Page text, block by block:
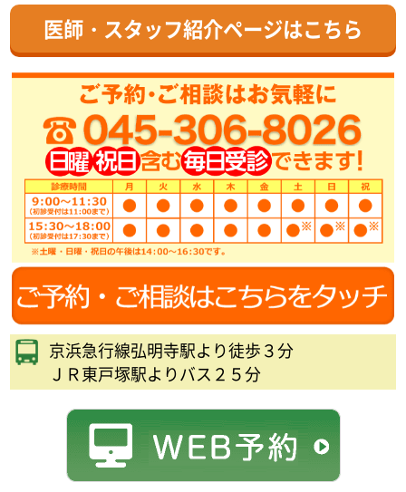
医師・スタッフ紹介ページはこちら
京浜急行線弘明寺駅より徒歩３分
ＪＲ東戸塚駅よりバス２５分